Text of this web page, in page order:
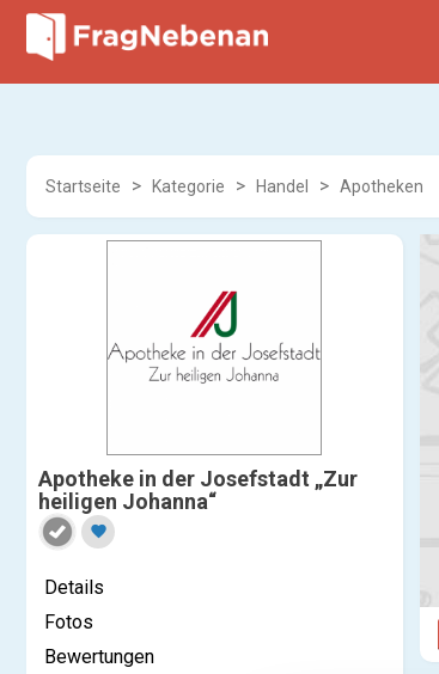
Startseite Kategorie Handel Apotheken
Apotheke in der Josefstadt „Zur
heiligen Johanna“
favorite
Details
Fotos
Bewertungen